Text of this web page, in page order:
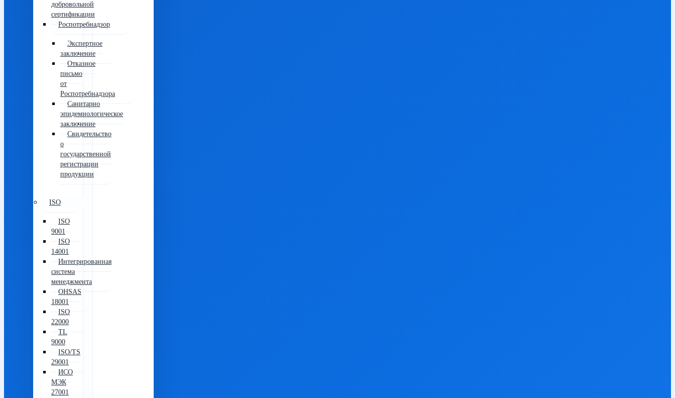
добровольной
сертификации
Роспотребнадзор
Экспертное
заключение
Отказное
письмо
от
Роспотребнадзора
Санитарно
эпидемиологическое
заключение
Свидетельство
о
государственной
регистрации
продукции
ISO
ISO
9001
ISO
14001
Интегрированная
система
менеджмента
OHSAS
18001
ISO
22000
TL
9000
ISO/TS
29001
ИСО
МЭК
27001